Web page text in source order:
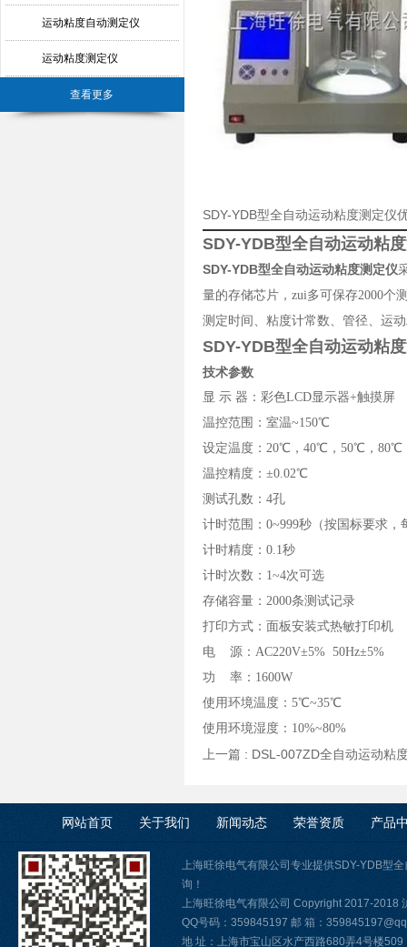
运动粘度自动测定仪
运动粘度测定仪
查看更多
SDY-YDB型全自动运动粘度测定仪
SDY-YDB型全自动运动粘
SDY-YDB型全自动运动粘度测定仪
量的存储芯片，zui多可保存2000个
测定时间、粘度计常数、管径、运
SDY-YDB型全自动运动粘
技术参数
显 示 器：彩色LCD显示器+触摸屏
温控范围：室温~150℃
设定温度：20℃，40℃，50℃，80℃
温控精度：±0.02℃
测试孔数：4孔
计时范围：0~999秒（按国标要求
计时精度：0.1秒
计时次数：1~4次可选
存储容量：2000条测试记录
打印方式：面板安装式热敏打印机
电 源：AC220V±5% 50Hz±5%
功 率：1600W
使用环境温度：5℃~35℃
使用环境湿度：10%~80%
上一篇 : DSL-007ZD全自动运动粘
网站首页 关于我们 新闻动态 荣誉资质 产品
上海旺徐电气有限公司专业提供SDY-YDB型
询！
上海旺徐电气有限公司 Copyright 2017-2018
QQ号码：359845197 邮 箱：
地 址：上海市宝山区水产西路680弄4号楼509